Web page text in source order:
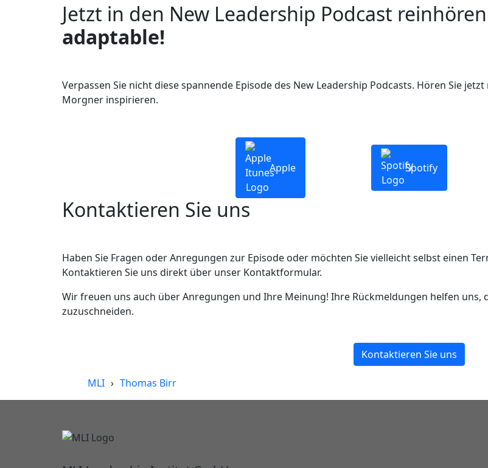
Jetzt in den New Leadership Podcast
adaptable!
Verpassen Sie nicht diese spannende Episode des New Leadership Podcasts. Hören Sie
Morgner inspirieren.
Apple Spotify
Kontaktieren Sie uns
Haben Sie Fragen oder Anregungen zur Episode oder möchten Sie vielleicht selbst einen
Kontaktieren Sie uns direkt über unser Kontaktformular.
Wir freuen uns auch über Anregungen und Ihre Meinung! Ihre Rückmeldungen helfen
zuzuschneiden.
Kontaktieren Sie uns
MLI › Thomas Birr